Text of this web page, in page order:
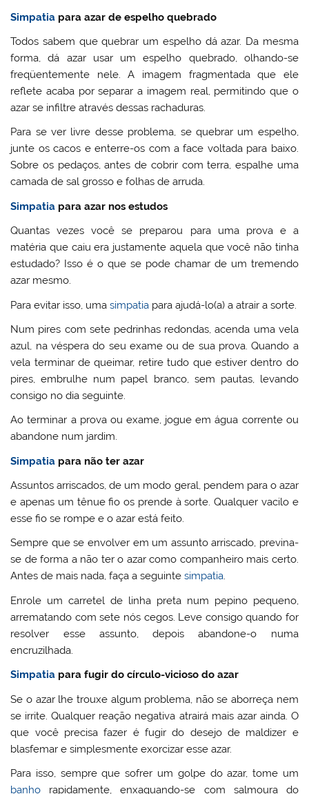
Simpatia para azar de espelho quebrado
Todos sabem que quebrar um espelho dá azar. Da mesma
forma, dá azar usar um espelho quebrado, olhando-se
freqüentemente nele. A imagem fragmentada que ele
reflete acaba por separar a imagem real, permitindo que o
azar se infiltre através dessas rachaduras.
Para se ver livre desse problema, se quebrar um espelho,
junte os cacos e enterre-os com a face voltada para baixo.
Sobre os pedaços, antes de cobrir com terra, espalhe uma
camada de sal grosso e folhas de arruda.
Simpatia para azar nos estudos
Quantas vezes você se preparou para uma prova e a
matéria que caiu era justamente aquela que você não tinha
estudado? Isso é o que se pode chamar de um tremendo
azar mesmo.
Para evitar isso, umasimpatia para ajudá-lo(a) a atrair a sorte.
Num pires com sete pedrinhas redondas, acenda uma vela
azul, na véspera do seu exame ou de sua prova. Quando a
vela terminar de queimar, retire tudo que estiver dentro do
pires, embrulhe num papel branco, sem pautas, levando
consigo no dia seguinte.
Ao terminar a prova ou exame, jogue em água corrente ou
abandone num jardim.
Simpatia para não ter azar
Assuntos arriscados, de um modo geral, pendem para o azar
e apenas um tênue fio os prende à sorte. Qualquer vacilo e
esse fio se rompe e o azar está feito.
Sempre que se envolver em um assunto arriscado, previna-
se de forma a não ter o azar como companheiro mais certo.
Antes de mais nada, faça a seguintesimpatia.
Enrole um carretel de linha preta num pepino pequeno,
arrematando com sete nós cegos. Leve consigo quando for
resolver esse assunto, depois abandone-o numa
encruzilhada.
Simpatia para fugir do círculo-vicioso do azar
Se o azar lhe trouxe algum problema, não se aborreça nem
se irrite. Qualquer reação negativa atrairá mais azar ainda. O
que você precisa fazer é fugir do desejo de maldizer e
blasfemar e simplesmente exorcizar esse azar.
Para isso, sempre que sofrer um golpe do azar, tome um
banho rapidamente, enxaguando-se com salmoura do